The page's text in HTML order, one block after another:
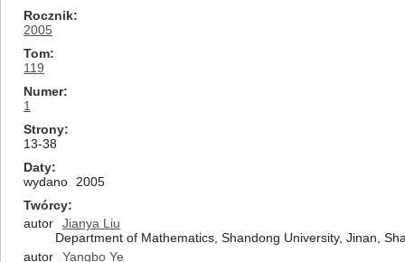
Rocznik
2005
Tom
119
Numer
1
Strony
13-38
Daty
wydano
2005
Twórcy
autor
Jianya Liu
Department of Mathematics, Shandong University, Jinan,
autor
Yangbo Ye